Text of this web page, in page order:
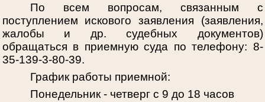
По всем вопросам, связанным с
поступлением искового заявления (заявления,
жалобы и др. судебных документов)
обращаться в приемную суда по телефону: 8-
35-139-3-80-39.
График работы приемной:
Понедельник - четверг с 9 до 18 часов